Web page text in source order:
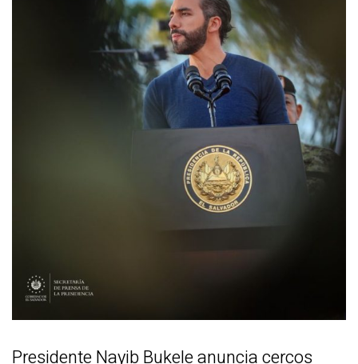
Presidente Nayib Bukele anuncia cercos